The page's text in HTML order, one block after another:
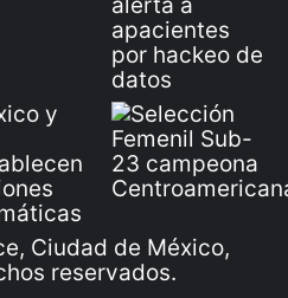
Ciudad de México,
reservados.